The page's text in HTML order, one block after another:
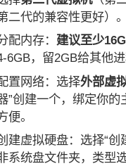
二代的兼容性更好）。
配内存： 建议至少
6GB，留2GB给其他
置网络：选择外部虚
”创建一个，绑定你
便。
建虚拟硬盘：选择“创
系统盘文件夹，类型